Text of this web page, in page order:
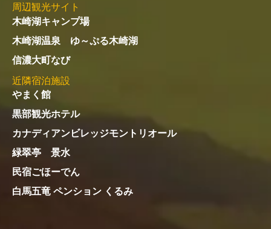
周辺観光サイト
木崎湖キャンプ場
木崎湖温泉 ゆ～ぷる木崎湖
信濃大町なび
近隣宿泊施設
やまく館
黒部観光ホテル
カナディアンビレッジモントリオール
緑翠亭 景水
民宿ごほーでん
白馬五竜 ペンション くるみ